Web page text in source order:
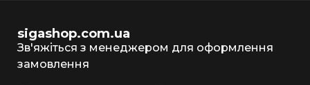
sigashop.com.ua
Зв'яжіться з менеджером для оформлення
замовлення